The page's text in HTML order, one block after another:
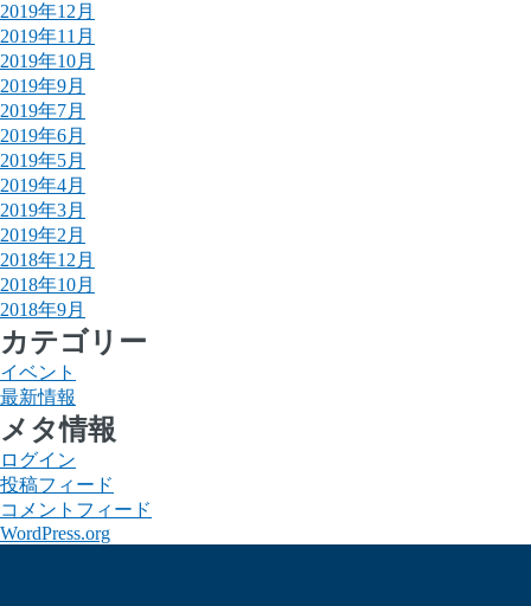
2019年12月
2019年11月
2019年10月
2019年9月
2019年7月
2019年6月
2019年5月
2019年4月
2019年3月
2019年2月
2018年12月
2018年10月
2018年9月
カテゴリー
イベント
最新情報
メタ情報
ログイン
投稿フィード
コメントフィード
WordPress.org